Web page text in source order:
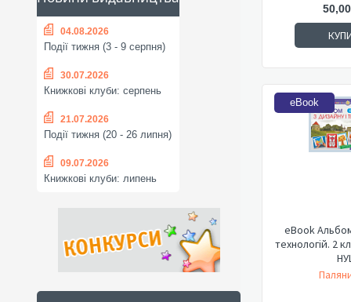
04.08.2026
Події тижня (3 - 9 серпня)
30.07.2026
Книжкові клуби: серпень
21.07.2026
Події тижня (20 - 26 липня)
09.07.2026
Книжкові клуби: липень
eBook
eBook
технологій. 2